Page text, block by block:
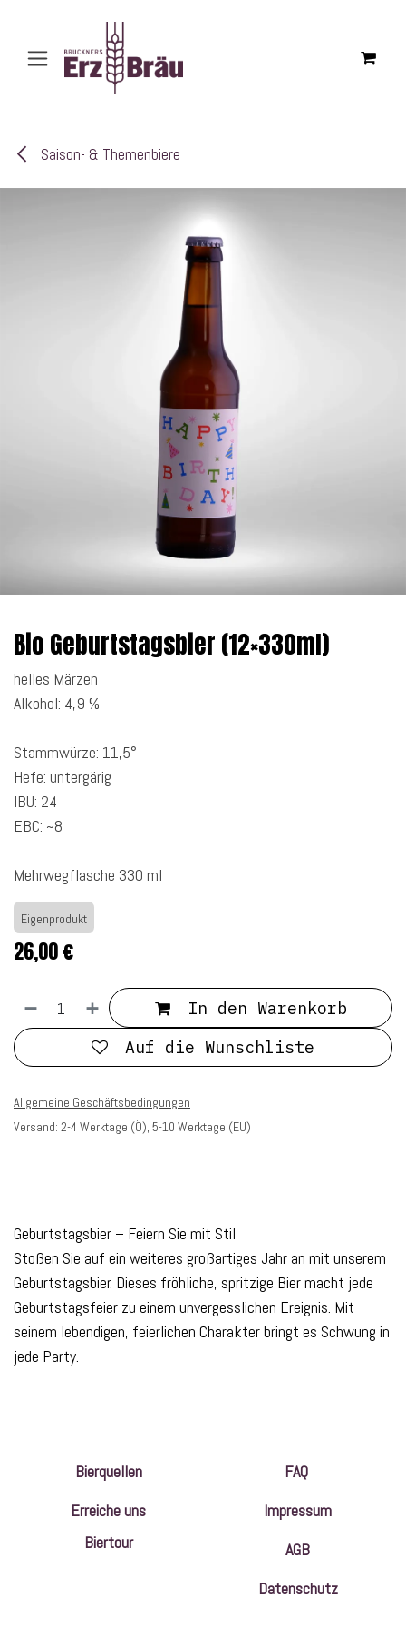
Saison- & Themenbiere
Bio Geburtstagsbier (12×330ml)
helles Märzen
Alkohol: 4,9 %
Stammwürze: 11,5°
Hefe: untergärig
IBU: 24
EBC: ~8
Mehrwegflasche 330 ml
Eigenprodukt
26,00€
In den Warenkorb
Auf die Wunschliste
Allgemeine Geschäftsbedingungen
Versand: 2-4 Werktage (Ö), 5-10 Werktage (EU)
Geburtstagsbier – Feiern Sie mit Stil
Stoßen Sie auf ein weiteres großartiges Jahr an mit unserem
Geburtstagsbier. Dieses fröhliche, spritzige Bier macht jede
Geburtstagsfeier zu einem unvergesslichen Ereignis. Mit
seinem lebendigen, feierlichen Charakter bringt es Schwung in
jede Party.
Bierquellen
Erreiche uns
Biertour
FAQ
Impressum
AGB
Datenschutz